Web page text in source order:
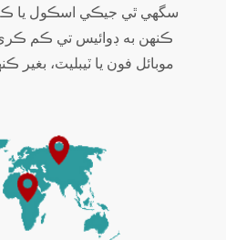
سگهي ٿي جيڪي اسڪول يا ڪم
ڪنهن به ڊوائيس تي ڪم
موبائل فون يا ٽيبليٽ،